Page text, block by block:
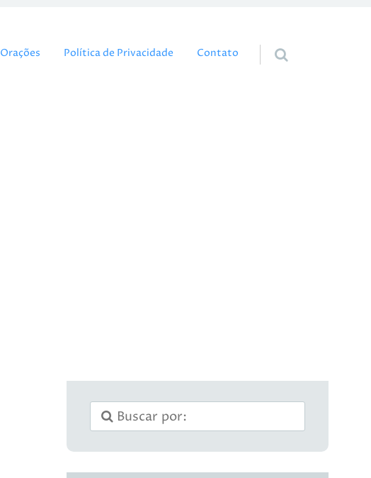
o conteúdo
Orações Política de Privacidade Contato